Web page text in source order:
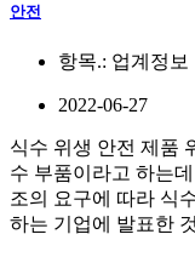
안전
항목.: 업계정보
2022-06-27
식수 위생 안전 제품
수 부품이라고 하는
조의 요구에 따라 식
하는 기업에 발표한